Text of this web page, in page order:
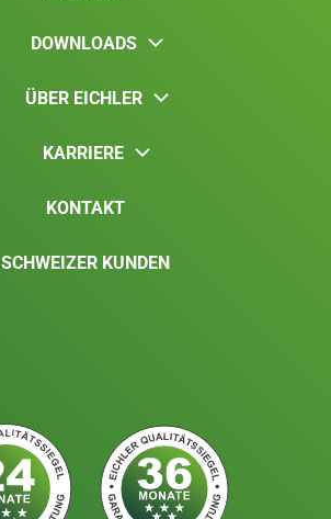
DOWNLOADS
ÜBER EICHLER
KARRIERE
KONTAKT
SCHWEIZER KUNDEN